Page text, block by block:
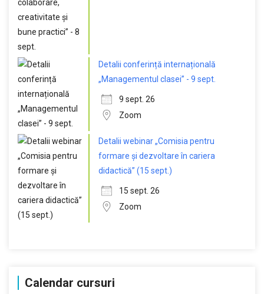
Detalii conferință internațională
„Managementul clasei” - 9 sept.
9 sept. 26
Zoom
Detalii webinar „Comisia pentru
formare și dezvoltare în cariera
didactică” (15 sept.)
15 sept. 26
Zoom
Calendar cursuri